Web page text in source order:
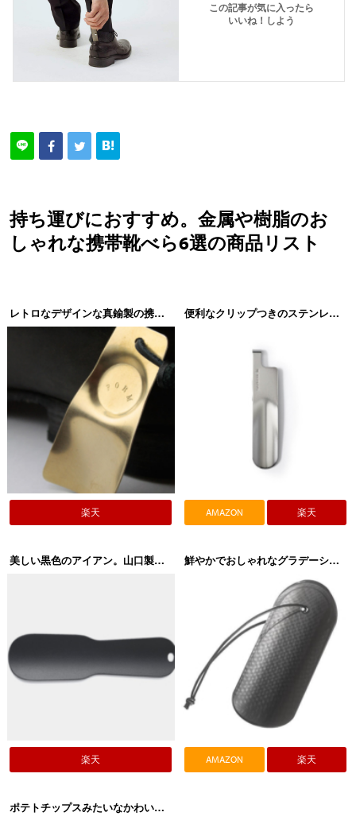
この記事が気に入ったら
いいね！しよう
持ち運びにおすすめ。金属や樹脂のお
しゃれな携帯靴べら6選の商品リスト
レトロなデザインな真鍮製の携帯靴べら。amabro（アマブロ）×FORM（フォーム）SHOEHORN
楽天
便利なクリップつきのステンレス製。METAPHYS（メタフィス）cliph（クリフ）Clip Shoehorn 85080
AMAZON 楽天
美しい黒色のアイアン。山口製作所 携帯用靴べら
楽天
鮮やかでおしゃれなグラデーション。吉田テクノワークス ornament（オーナメント）Shoehorn
AMAZON 楽天
ポテトチップスみたいなかわいい携帯靴べら！h concept（アッシュ コンセプト）+d（プラスディー）Chips Shoehorn DA-1120